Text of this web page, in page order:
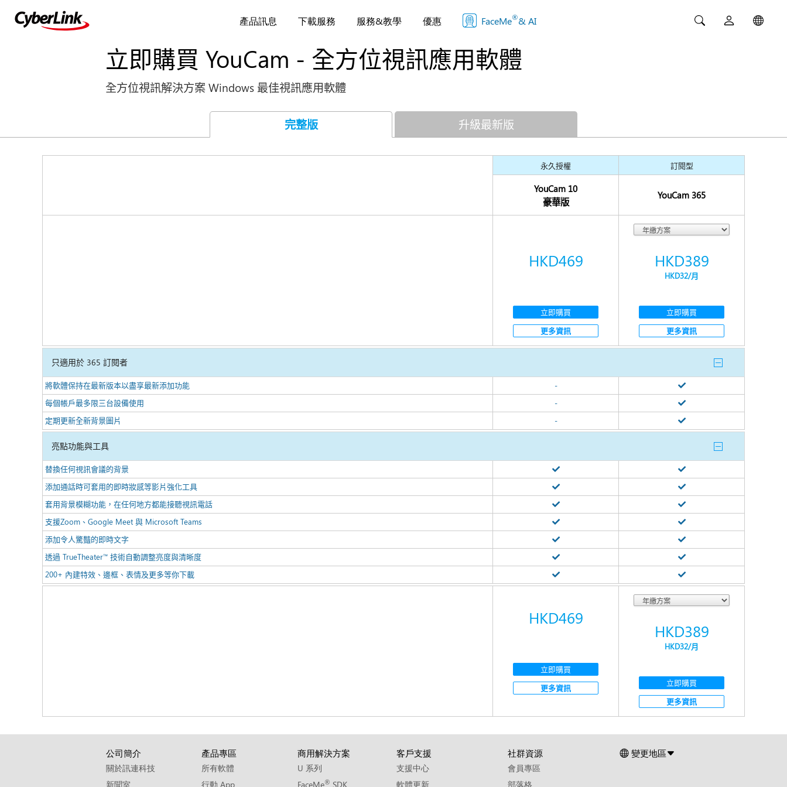
產品訊息 下載服務 服務&教學 優惠 FaceMe®& AI
立即購買 YouCam - 全方位視訊應用軟體
全方位視訊解決方案 Windows 最佳視訊應用軟體
完整版 升級最新版
永久授權 訂閱型
YouCam 10
豪華版
YouCam 365
HKD469
立即購買
更多資訊
HKD389
HKD32/月
立即購買
更多資訊
只適用於 365 訂閱者
將軟體保持在最新版本以盡享最新添加功能
-
每個帳戶最多限三台設備使用
-
定期更新全新背景圖片
-
亮點功能與工具
替換任何視訊會議的背景
添加通話時可套用的即時妝感等影片強化工具
套用背景模糊功能，在任何地方都能接聽視訊電話
支援Zoom、Google Meet 與 Microsoft Teams
添加令人驚豔的即時文字
透過 TrueTheater™ 技術自動調整亮度與清晰度
200+ 內建特效、邊框、表情及更多等你下載
HKD469
立即購買
更多資訊
HKD389
HKD32/月
立即購買
更多資訊
公司簡介
關於訊連科技
新聞室
產品專區
所有軟體
行動 App
商用解決方案
U 系列
FaceMe® SDK
客戶支援
支援中心
軟體更新
社群資源
會員專區
部落格
變更地區